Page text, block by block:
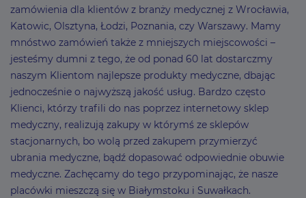
zamówienia dla klientów z branży medycznej z Wrocławia,
Katowic, Olsztyna, Łodzi, Poznania, czy Warszawy. Mamy
mnóstwo zamówień także z mniejszych miejscowości –
jesteśmy dumni z tego, że od ponad 60 lat dostarczmy
naszym Klientom najlepsze produkty medyczne, dbając
jednocześnie o najwyższą jakość usług. Bardzo często
Klienci, którzy trafili do nas poprzez internetowy sklep
medyczny, realizują zakupy w którymś ze sklepów
stacjonarnych, bo wolą przed zakupem przymierzyć
ubrania medyczne, bądź dopasować odpowiednie obuwie
medyczne. Zachęcamy do tego przypominając, że nasze
placówki mieszczą się w Białymstoku i Suwałkach.